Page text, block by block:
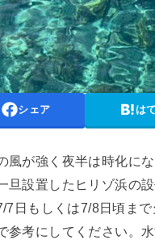
シェア は
風が強く夜半は時化に
旦設置したヒリゾ浜の
日もしくは7/8日頃ま
参考にしてください。